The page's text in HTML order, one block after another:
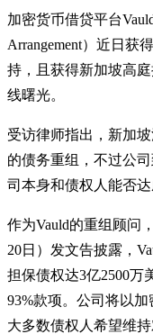
加密货币借贷平台
Arrangement）近日获
持，且获得新加坡高
线曙光。
受访律师指出，新加
的债务重组，不过公
司本身和债权人能否达
作为Vauld的重组顾问
20日）发文告披露，
担保债权达3亿2500万
93%款项。公司将以
大多数债权人希望维